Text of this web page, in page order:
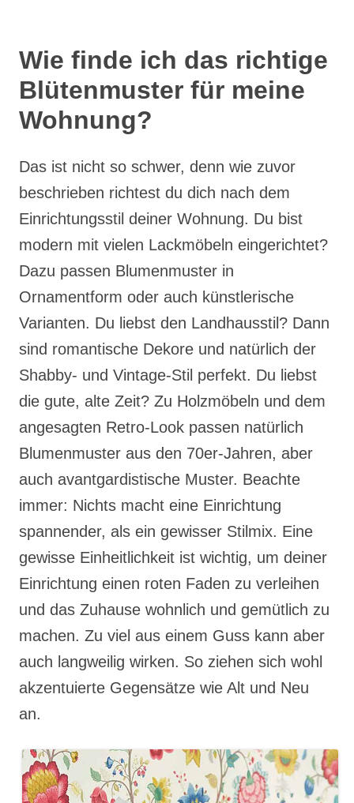
Wie finde ich das richtige
Blütenmuster für meine
Wohnung?
Das ist nicht so schwer, denn wie zuvor
beschrieben richtest du dich nach dem
Einrichtungsstil deiner Wohnung. Du bist
modern mit vielen Lackmöbeln eingerichtet?
Dazu passen Blumenmuster in
Ornamentform oder auch künstlerische
Varianten. Du liebst den Landhausstil? Dann
sind romantische Dekore und natürlich der
Shabby- und Vintage-Stil perfekt. Du liebst
die gute, alte Zeit? Zu Holzmöbeln und dem
angesagten Retro-Look passen natürlich
Blumenmuster aus den 70er-Jahren, aber
auch avantgardistische Muster. Beachte
immer: Nichts macht eine Einrichtung
spannender, als ein gewisser Stilmix. Eine
gewisse Einheitlichkeit ist wichtig, um deiner
Einrichtung einen roten Faden zu verleihen
und das Zuhause wohnlich und gemütlich zu
machen. Zu viel aus einem Guss kann aber
auch langweilig wirken. So ziehen sich wohl
akzentuierte Gegensätze wie Alt und Neu
an.